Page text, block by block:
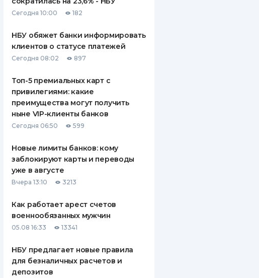
Сегодня 10:00 182
НБУ обяжет банки информировать
клиентов о статусе платежей
Сегодня 08:02 897
Топ-5 премиальных карт с
привилегиями: какие
преимущества могут получить
ныне VIP-клиенты банков
Сегодня 06:50 599
Новые лимиты банков: кому
заблокируют карты и переводы
уже в августе
Вчера 13:10 3213
Как работает арест счетов
военнообязанных мужчин
05.08 16:33 13341
НБУ предлагает новые правила
для безналичных расчетов и
депозитов